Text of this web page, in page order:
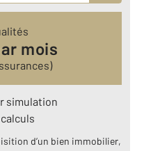
mois
simulation
d’un bien immobilier,